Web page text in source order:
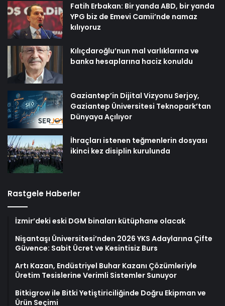
Fatih Erbakan: Bir yanda ABD, bir yanda
YPG biz de Emevi Camii’nde namaz
kılıyoruz
Kılıçdaroğlu’nun mal varlıklarına ve
banka hesaplarına haciz konuldu
Gaziantep’in Dijital Vizyonu Serjoy,
Gaziantep Üniversitesi Teknopark’tan
Dünyaya Açılıyor
İhraçları istenen teğmenlerin dosyası
ikinci kez disiplin kurulunda
Rastgele Haberler
İzmir’deki eski DGM binaları kütüphane olacak
Nişantaşı Üniversitesi’nden 2026 YKS Adaylarına Çifte
Güvence: Sabit Ücret ve Kesintisiz Burs
Artı Kazan, Endüstriyel Buhar Kazanı Çözümleriyle
Üretim Tesislerine Verimli Sistemler Sunuyor
Bitkigrow ile Bitki Yetiştiriciliğinde Doğru Ekipman ve
Ürün Seçimi